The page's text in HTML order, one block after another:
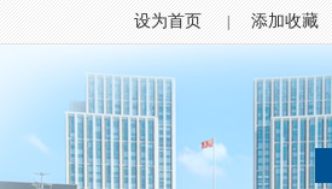
设为首页 添加收藏